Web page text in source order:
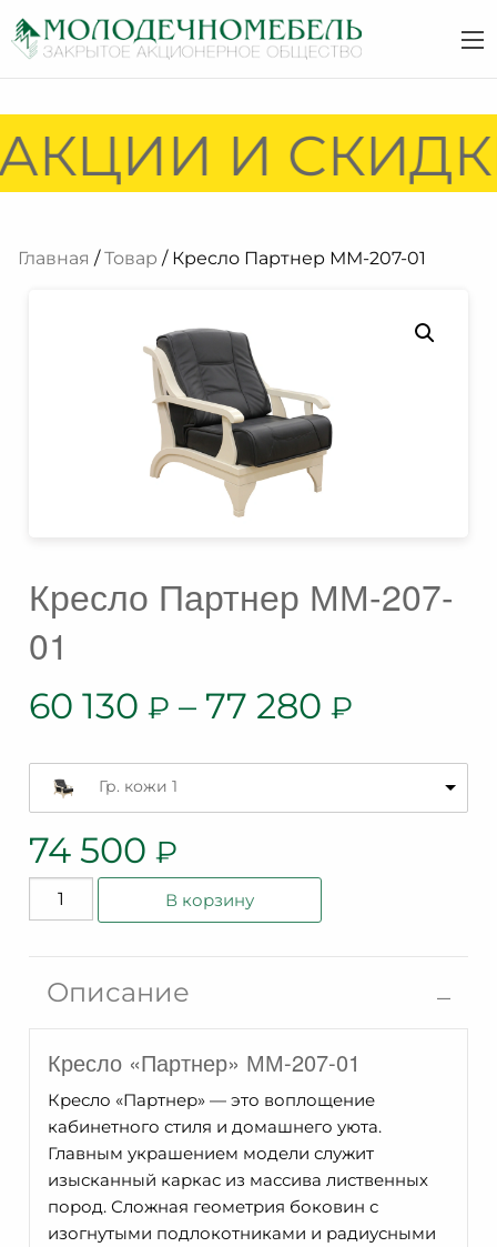
И
Главная /Товар / Кресло Партнер ММ-207-01
Кресло Партнер ММ-207-
01
60 130 ₽ – 77 280 ₽
Гр. кожи 1
74 500 ₽
Количество
товара
ММ-207-
01
В корзину
Описание
Кресло «Партнер» ММ-207-01
Кресло «Партнер» — это воплощение
кабинетного стиля и домашнего уюта.
Главным украшением модели служит
изысканный каркас из массива лиственных
пород. Сложная геометрия боковин с
изогнутыми подлокотниками и радиусными